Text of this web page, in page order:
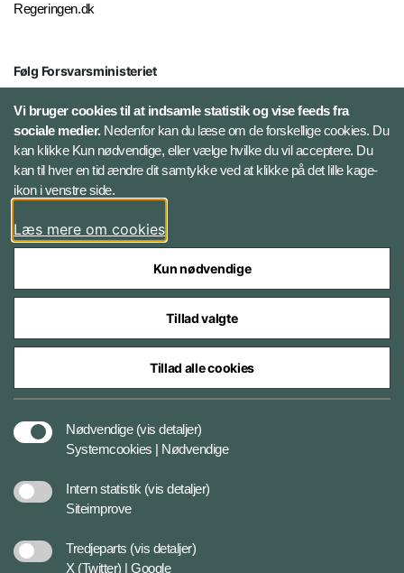
Regeringen.dk
Følg Forsvarsministeriet
X
LinkedIn
Instagram
Styrelser og myndigheder under Forsvarsministeriet
Vi bruger cookies til at indsamle statistik og vise feeds fra
sociale medier.Nedenfor kan du læse om de forskellige cookies. Du
kan klikke Kun nødvendige, eller vælge hvilke du vil acceptere. Du
kan til hver en tid ændre dit samtykke ved at klikke på det lille kage-
ikon i venstre side.
Læs mere om cookies
Kun nødvendige
Tillad valgte
Tillad alle cookies
Nødvendige (vis detaljer)
Systemcookies | Nødvendige
Intern statistik (vis detaljer)
Siteimprove
Tredjeparts (vis detaljer)
X (Twitter) | Google